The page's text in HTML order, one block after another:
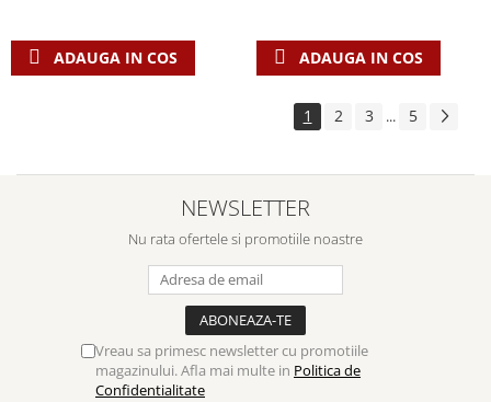
ADAUGA IN COS ADAUGA IN COS
1 2 3 ... 5
NEWSLETTER
Nu rata ofertele si promotiile noastre
Vreau sa primesc newsletter cu promotiile
magazinului. Afla mai multe in Politica de
Confidentialitate